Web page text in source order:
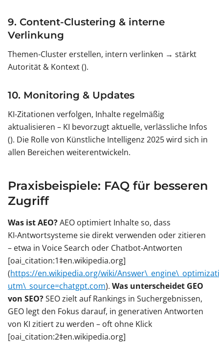
9. Content-Clustering & interne
Verlinkung
Themen-Cluster erstellen, intern verlinken → stärkt
Autorität & Kontext ().
10. Monitoring & Updates
KI-Zitationen verfolgen, Inhalte regelmäßig
aktualisieren – KI bevorzugt aktuelle, verlässliche Infos
(). Die Rolle von Künstliche Intelligenz 2025 wird sich in
allen Bereichen weiterentwickeln.
Praxisbeispiele: FAQ für besseren
Zugriff
Was ist AEO?AEO optimiert Inhalte so, dass
KI‑Antwortsysteme sie direkt verwenden oder zitieren
– etwa in Voice Search oder Chatbot‑Antworten
[oai_citation:1‡en.wikipedia.org]
(https://en.wikipedia.org/wiki/
utm\_source=chatgpt.com). Was unterscheidet GEO
von SEO?SEO zielt auf Rankings in Suchergebnissen,
GEO legt den Fokus darauf, in generativen Antworten
von KI zitiert zu werden – oft ohne Klick
[oai_citation:2‡en.wikipedia.org]